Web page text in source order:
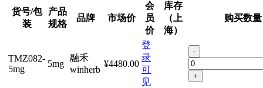
货号/包
装
产品
规格
品牌 市场价
会
员
价
库存
（上
海）
购买数量
TMZ082-
5mg
5mg
融禾
winherb
¥4480.00
登
录
可
见
-
+